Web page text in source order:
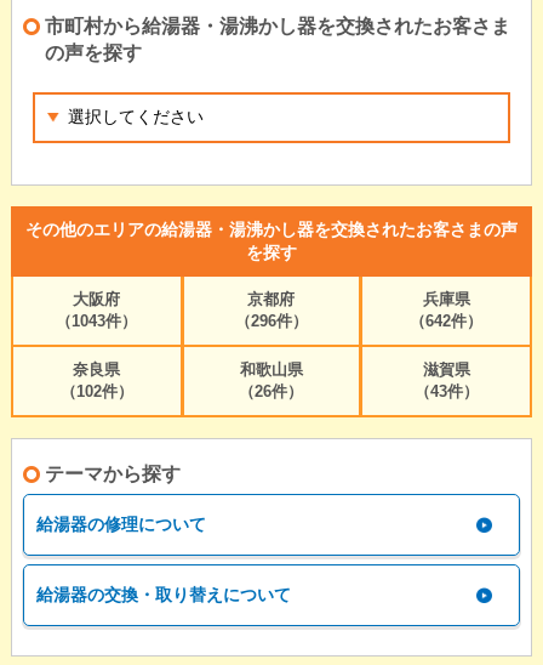
市町村から給湯器・湯沸かし器を交換されたお客さま
の声を探す
その他のエリアの給湯器・湯沸かし器を交換されたお客さまの声
を探す
大阪府
（1043件）
京都府
（296件）
兵庫県
（642件）
奈良県
（102件）
和歌山県
（26件）
滋賀県
（43件）
テーマから探す
給湯器の修理について
給湯器の交換・取り替えについて